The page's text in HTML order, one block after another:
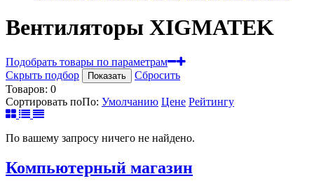
Вентиляторы XIGMATEK
Подобрать товары по параметрам
Скрыть подбор
Показать
Сбросить
Товаров: 0
Сортировать поПо: Умолчанию Цене Рейтингу
По вашему запросу ничего не найдено.
Компьютерный магазин